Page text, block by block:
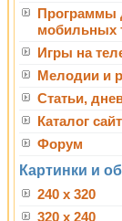
Программы
мобильных
Игры на
Мелодии и
Статьи,
Каталог
Форум
Картинки и
240 x 320
320 x 240